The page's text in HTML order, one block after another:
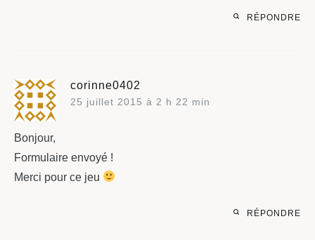
RÉPONDRE
corinne0402
25 juillet 2015 à 2 h 22 min
Bonjour,
Formulaire envoyé !
Merci pour ce jeu
RÉPONDRE